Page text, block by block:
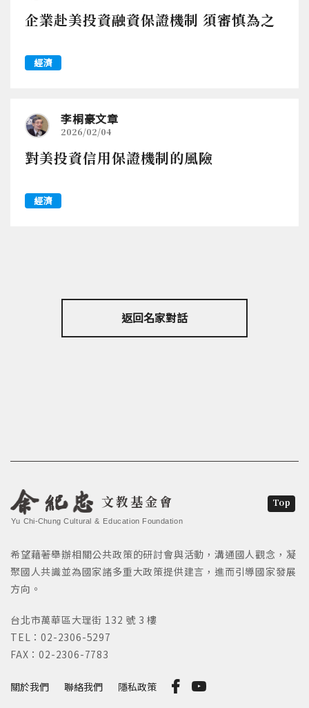
企業赴美投資融資保證機制 須審慎為之
經濟
李桐豪文章
2026/02/04
對美投資信用保證機制的風險
經濟
返回名家對話
文教基金會
Yu Chi-Chung Cultural & Education Foundation
關於我們 聯絡我們 隱私政策
希望藉著舉辦相關公共政策的研討會與活動，溝通國人觀念，凝
聚國人共識並為國家諸多重大政策提供建言，進而引導國家發展
方向。
台北市萬華區大理街 132 號 3 樓
TEL：02-2306-5297
FAX：02-2306-7783
Top